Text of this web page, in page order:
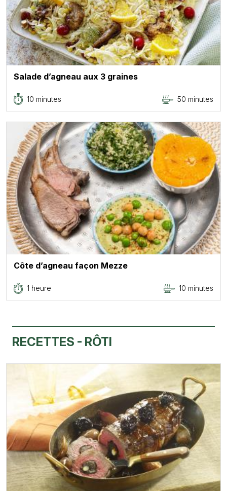
Salade d’agneau aux 3 graines
10 minutes 50 minutes
Côte d’agneau façon Mezze
1 heure 10 minutes
RECETTES - RÔTI